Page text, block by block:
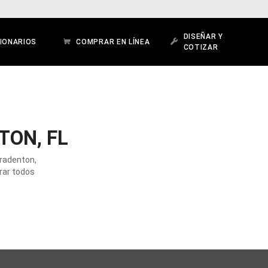
COMPRAR EN LÍNEA
DISEÑAR Y
COTIZAR
FL
todos